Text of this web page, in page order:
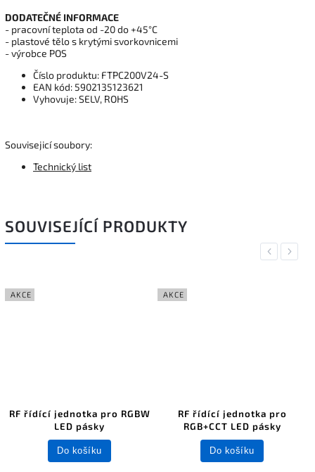
DODATEČNÉ INFORMACE
- pracovní teplota od -20 do +45°C
- plastové tělo s krytými svorkovnicemi
- výrobce POS
Číslo produktu: FTPC200V24-S
EAN kód: 5902135123621
Vyhovuje: SELV, ROHS
Souvisejicí soubory:
Technický list
SOUVISEJÍCÍ PRODUKTY
Previous
AKCE
RF řídící jednotka pro RGBW
LED pásky
Do košíku
AKCE
RF řídící jednotka pro
RGB+CCT LED pásky
Do košíku
Next